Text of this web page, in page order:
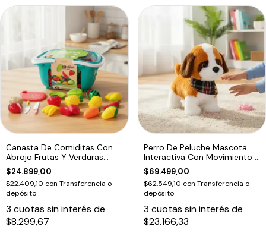
Canasta De Comiditas Con
Abrojo Frutas Y Verduras
Kitchen
$24.899,00
$22.409,10 con Transferencia o
depósito
3 cuotas sin interés de
$8.299,67
Perro De Peluche Mascota
Interactiva Con Movimiento Y
Sonido
$69.499,00
$62.549,10 con Transferencia o
depósito
3 cuotas sin interés de
$23.166,33